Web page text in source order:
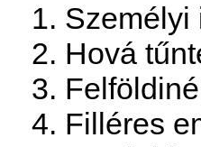
1.
2. Hová
3.
4. Filléres